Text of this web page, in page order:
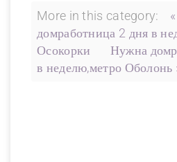
More in this category:
домработница 2 дня в
Осокорки
Нужна
в неделю,метро Оболонь